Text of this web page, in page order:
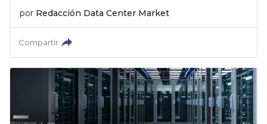
por Redacción Data Center Market
Compartir